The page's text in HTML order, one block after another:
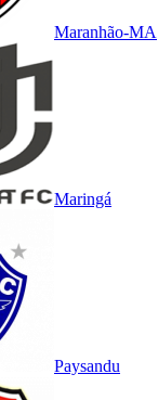
Maranhão-MA
Maringá
Paysandu